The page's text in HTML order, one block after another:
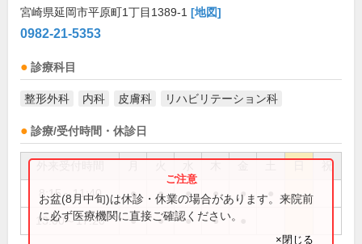
宮崎県延岡市平原町1丁目1389-1 [地図]
0982-21-5353
診療科目
整形外科 内科 皮膚科 リハビリテーション科
診療/受付時間・休診日
祝
8:15～11:40 ● ● ● ● ●
13:00～17:20 ● ● ● ●
お盆(8月中旬)は休診・休業の場合があります。来院前
に必ず医療機関に直接ご確認ください。
×閉じる